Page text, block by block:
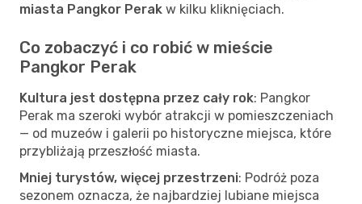
miasta Pangkor Perak w kilku kliknięciach.
Co zobaczyć i co robić w mieście
Pangkor Perak
Kultura jest dostępna przez cały rok: Pangkor
Perak ma szeroki wybór atrakcji w pomieszczeniach
— od muzeów i galerii po historyczne miejsca, które
przybliżają przeszłość miasta.
Mniej turystów, więcej przestrzeni: Podróż poza
sezonem oznacza, że najbardziej lubiane miejsca